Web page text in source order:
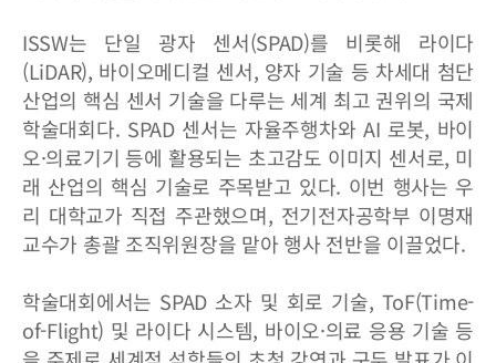
ISSW는 단일 광자 센서(SPAD)를 비롯해 라이다
(LiDAR), 바이오메디컬 센서, 양자 기술 등 차세대 첨단
산업의 핵심 센서 기술을 다루는 세계 최고 권위의 국제
학술대회다. SPAD 센서는 자율주행차와 AI 로봇, 바이
오·의료기기 등에 활용되는 초고감도 이미지 센서로, 미
래 산업의 핵심 기술로 주목받고 있다. 이번 행사는 우
리 대학교가 직접 주관했으며, 전기전자공학부 이명재
교수가 총괄 조직위원장을 맡아 행사 전반을 이끌었다.
학술대회에서는 SPAD 소자 및 회로 기술, ToF(Time-
of-Flight) 및 라이다 시스템, 바이오·의료 응용 기술 등